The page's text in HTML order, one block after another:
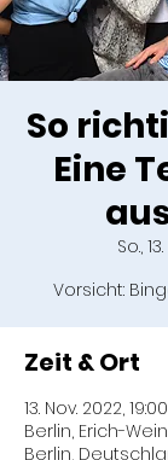
So
Eine
So.,
Vorsicht:
Zeit & Ort
13. Nov. 2022,
Berlin, Erich-
Berlin,